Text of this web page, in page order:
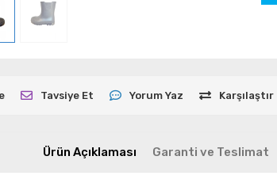
Tavsiye Et Yorum Yaz Karşılaştır
Ürün Açıklaması Garanti ve Teslimat